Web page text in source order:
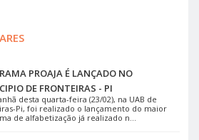
PROAJA É LANÇADO NO
DE FRONTEIRAS - PI
desta quarta-feira (23/02), na UAB de
Pi, foi realizado o lançamento do maior
de alfabetização já realizado n...